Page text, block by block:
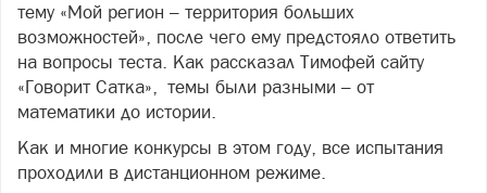
тему «Мой регион – территория больших
возможностей», после чего ему предстояло ответить
на вопросы теста. Как рассказал Тимофей сайту
«Говорит Сатка», темы были разными – от
математики до истории.
Как и многие конкурсы в этом году, все испытания
проходили в дистанционном режиме.